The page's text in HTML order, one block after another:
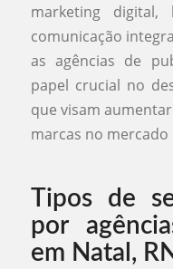
marketing digital,
comunicação
as agências de
papel crucial no
que visam
marcas no mercado
Tipos de
por
em Natal,